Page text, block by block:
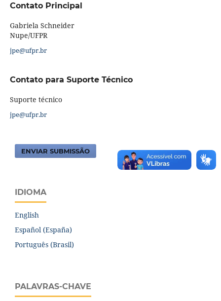
Contato Principal
Gabriela Schneider
Nupe/UFPR
jpe@ufpr.br
Contato para Suporte Técnico
Suporte técnico
jpe@ufpr.br
ENVIAR SUBMISSÃO
IDIOMA
English
Español (España)
Português (Brasil)
PALAVRAS-CHAVE